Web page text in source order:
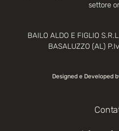
settore
BAILO ALDO E FIGLIO
BASALUZZO (AL)